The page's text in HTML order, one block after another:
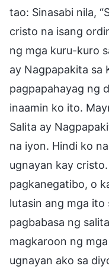
tao: Sinasabi nila,
cristo na isang
ng mga kuru-kuro
ay Nagpapakita sa
pagpapahayag ng
inaamin ko ito.
Salita ay
na iyon. Hindi ko
ugnayan kay
pagkanegatibo, o
lutasin ang mga ito
pagbabasa ng
magkaroon ng
ugnayan ako sa